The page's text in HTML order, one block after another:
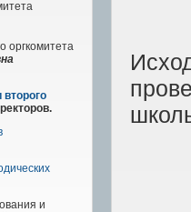
оргкомитета
второго
и